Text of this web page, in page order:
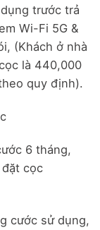
trước trả
Wi-Fi 5G &
(Khách ở nhà
là 440,000
quy định).
6 tháng,
cọc
cước sử dụng,